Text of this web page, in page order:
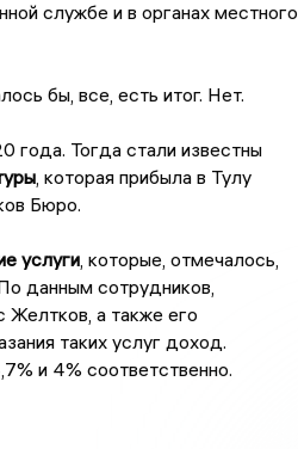
службе и в органах местного
бы, все, есть итог. Нет.
Тогда стали известны
, которая прибыла в Тулу
Бюро.
услуги, которые, отмечалось,
данным сотрудников,
Желтков, а также его
таких услуг доход.
и 4% соответственно.